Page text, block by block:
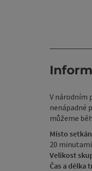
V národním
nenápadné
můžeme
Místo
20
Velikost
Čas a délka